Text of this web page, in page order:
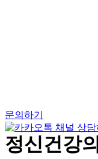
문의하기
정신건강